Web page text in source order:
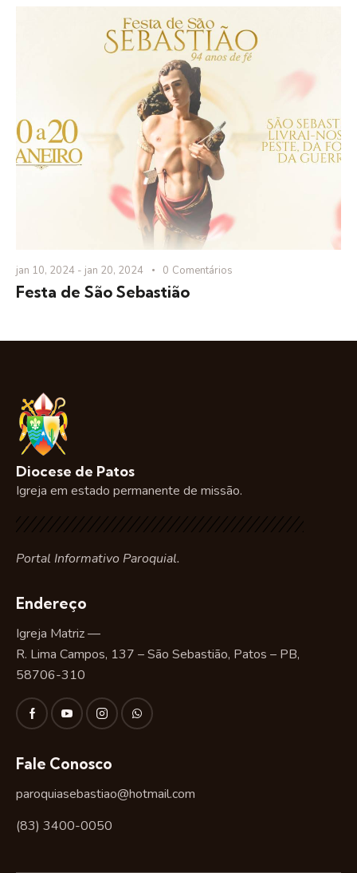
jan 10, 2024 - jan 20, 2024 0 Comentários
Festa de São Sebastião
Diocese de Patos
Igreja em estado permanente de missão.
Portal Informativo Paroquial.
Endereço
Igreja Matriz —
R. Lima Campos, 137 – São Sebastião, Patos – PB,
58706-310
Fale Conosco
paroquiasebastiao@hotmail.com
(83) 3400-0050